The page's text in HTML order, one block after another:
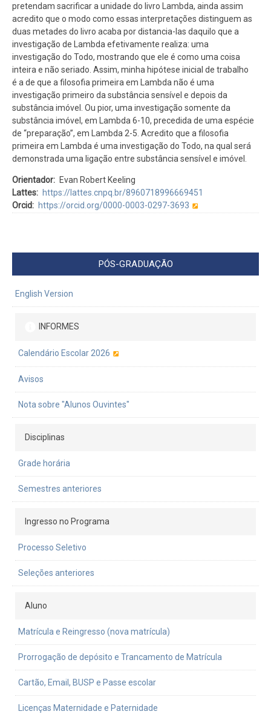
pretendam sacrificar a unidade do livro Lambda, ainda assim
acredito que o modo como essas interpretações distinguem as
duas metades do livro acaba por distancia-las daquilo que a
investigação de Lambda efetivamente realiza: uma
investigação do Todo, mostrando que ele é como uma coisa
inteira e não seriado. Assim, minha hipótese inicial de trabalho
é a de que a filosofia primeira em Lambda não é uma
investigação primeiro da substância sensível e depois da
substância imóvel. Ou pior, uma investigação somente da
substância imóvel, em Lambda 6-10, precedida de uma espécie
de “preparação”, em Lambda 2-5. Acredito que a filosofia
primeira em Lambda é uma investigação do Todo, na qual será
demonstrada uma ligação entre substância sensível e imóvel.
Orientador
Evan Robert Keeling
Lattes
https://lattes.cnpq.br/8960718996669451
Orcid
https://orcid.org/0000-0003-0297-3693
PÓS-GRADUAÇÃO
English Version
INFORMES
Calendário Escolar 2026
Avisos
Nota sobre "Alunos Ouvintes"
Disciplinas
Grade horária
Semestres anteriores
Ingresso no Programa
Processo Seletivo
Seleções anteriores
Aluno
Matrícula e Reingresso (nova matrícula)
Prorrogação de depósito e Trancamento de Matrícula
Cartão, Email, BUSP e Passe escolar
Licenças Maternidade e Paternidade